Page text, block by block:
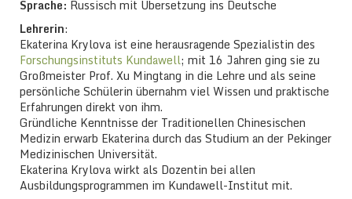
Sprache: Russisch mit Übersetzung ins Deutsche
Lehrerin:
Ekaterina Krylova ist eine herausragende Spezialistin des
Forschungsinstituts Kundawell; mit 16 Jahren ging sie zu
Großmeister Prof. Xu Mingtang in die Lehre und als seine
persönliche Schülerin übernahm viel Wissen und praktische
Erfahrungen direkt von ihm.
Gründliche Kenntnisse der Traditionellen Chinesischen
Medizin erwarb Ekaterina durch das Studium an der Pekinger
Medizinischen Universität.
Ekaterina Krylova wirkt als Dozentin bei allen
Ausbildungsprogrammen im Kundawell-Institut mit.